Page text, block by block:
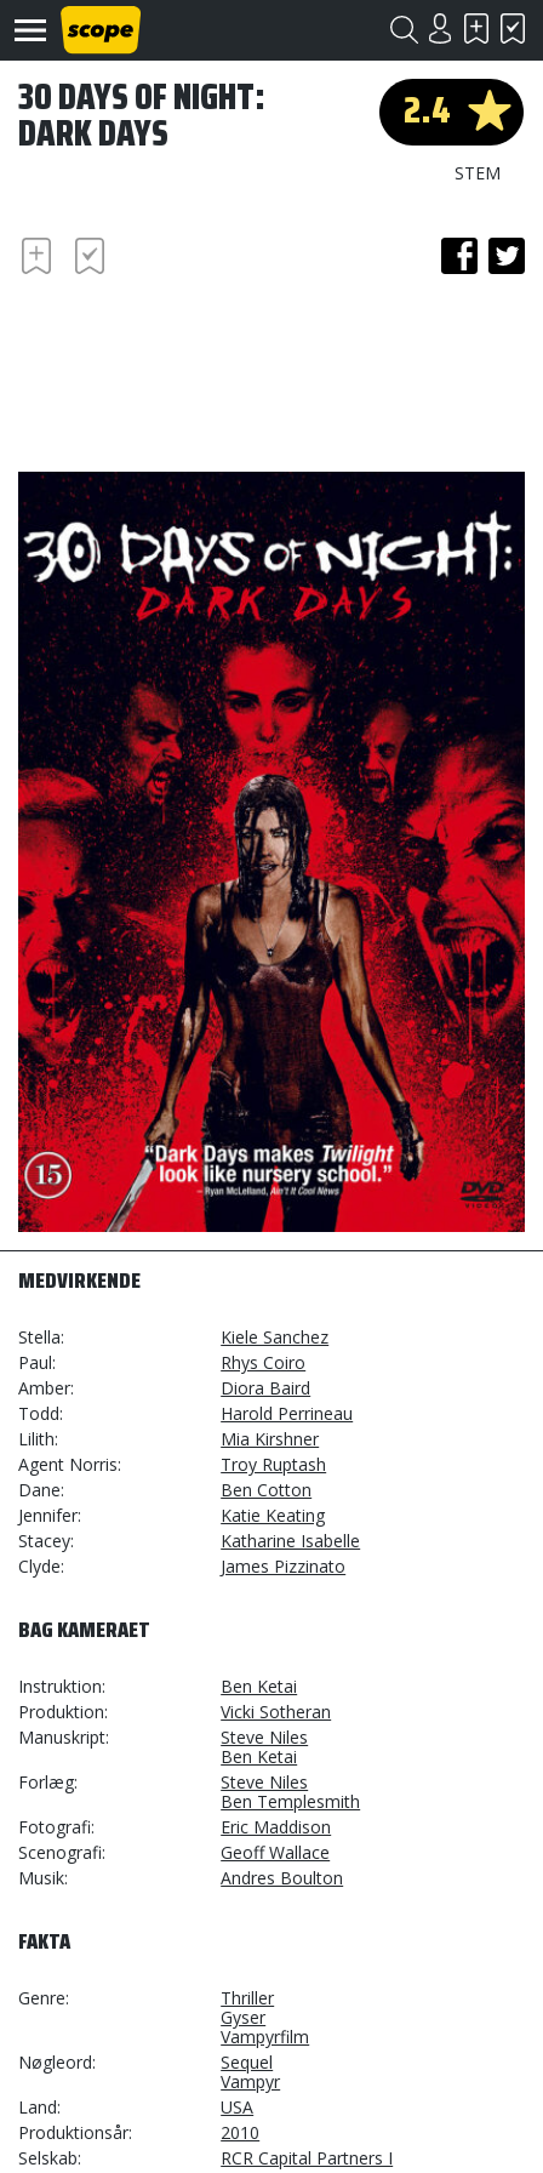
2.4
STEM
30 DAYS OF NIGHT:
DARK DAYS
MEDVIRKENDE
Stella
Kiele Sanchez
Paul
Rhys Coiro
Amber
Diora Baird
Todd
Harold Perrineau
Lilith
Mia Kirshner
Agent Norris
Troy Ruptash
Dane
Ben Cotton
Jennifer
Katie Keating
Stacey
Katharine Isabelle
Clyde
James Pizzinato
BAG KAMERAET
Instruktion
Ben Ketai
Produktion
Vicki Sotheran
Manuskript
Steve Niles
Ben Ketai
Forlæg
Steve Niles
Ben Templesmith
Fotografi
Eric Maddison
Scenografi
Geoff Wallace
Musik
Andres Boulton
FAKTA
Genre
Thriller
Gyser
Vampyrfilm
Nøgleord
Sequel
Vampyr
Land
USA
Produktionsår
2010
Selskab
RCR Capital Partners I